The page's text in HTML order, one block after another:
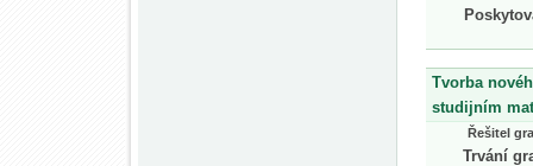
Tvorba
studijním
Řešitel
Trvání